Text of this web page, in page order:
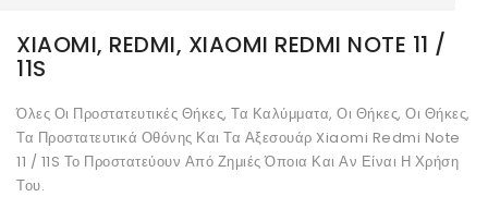
XIAOMI, REDMI, XIAOMI REDMI NOTE 11 /
11S
Όλες Οι Προστατευτικές Θήκες, Τα Καλύμματα, Οι Θήκες, Οι Θήκες,
Τα Προστατευτικά Οθόνης Και Τα Αξεσουάρ Xiaomi Redmi Note
11 / 11S Το Προστατεύουν Από Ζημιές Όποια Και Αν Είναι Η Χρήση
Του.